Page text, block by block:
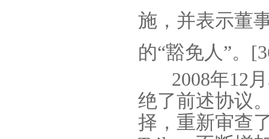
施，并表示董
的“豁免人”。
2008年12月
绝了前述协议
择，重新审查